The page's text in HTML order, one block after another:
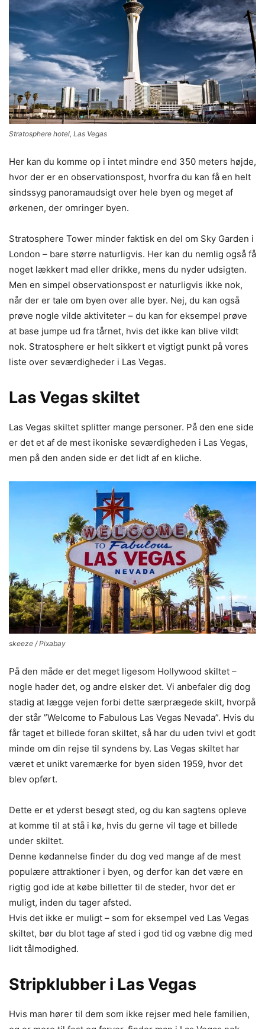
Stratosphere hotel, Las Vegas
Her kan du komme op i intet mindre end 350 meters højde,
hvor der er en observationspost, hvorfra du kan få en helt
sindssyg panoramaudsigt over hele byen og meget af
ørkenen, der omringer byen.
Stratosphere Tower minder faktisk en del om Sky Garden i
London – bare større naturligvis. Her kan du nemlig også få
noget lækkert mad eller drikke, mens du nyder udsigten.
Men en simpel observationspost er naturligvis ikke nok,
når der er tale om byen over alle byer. Nej, du kan også
prøve nogle vilde aktiviteter – du kan for eksempel prøve
at base jumpe ud fra tårnet, hvis det ikke kan blive vildt
nok. Stratosphere er helt sikkert et vigtigt punkt på vores
liste over seværdigheder i Las Vegas.
Las Vegas skiltet
Las Vegas skiltet splitter mange personer. På den ene side
er det et af de mest ikoniske seværdigheden i Las Vegas,
men på den anden side er det lidt af en kliche.
skeeze / Pixabay
På den måde er det meget ligesom Hollywood skiltet –
nogle hader det, og andre elsker det. Vi anbefaler dig dog
stadig at lægge vejen forbi dette særprægede skilt, hvorpå
der står ”Welcome to Fabulous Las Vegas Nevada”. Hvis du
får taget et billede foran skiltet, så har du uden tvivl et godt
minde om din rejse til syndens by. Las Vegas skiltet har
været et unikt varemærke for byen siden 1959, hvor det
blev opført.
Dette er et yderst besøgt sted, og du kan sagtens opleve
at komme til at stå i kø, hvis du gerne vil tage et billede
under skiltet.
Denne kødannelse finder du dog ved mange af de mest
populære attraktioner i byen, og derfor kan det være en
rigtig god ide at købe billetter til de steder, hvor det er
muligt, inden du tager afsted.
Hvis det ikke er muligt – som for eksempel ved Las Vegas
skiltet, bør du blot tage af sted i god tid og væbne dig med
lidt tålmodighed.
Stripklubber i Las Vegas
Hvis man hører til dem som ikke rejser med hele familien,